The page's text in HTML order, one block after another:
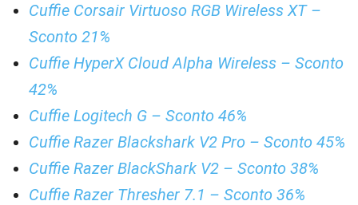
Cuffie Corsair Virtuoso RGB Wireless XT –
Sconto 21%
Cuffie HyperX Cloud Alpha Wireless – Sconto
42%
Cuffie Logitech G – Sconto 46%
Cuffie Razer Blackshark V2 Pro – Sconto 45%
Cuffie Razer BlackShark V2 – Sconto 38%
Cuffie Razer Thresher 7.1 – Sconto 36%